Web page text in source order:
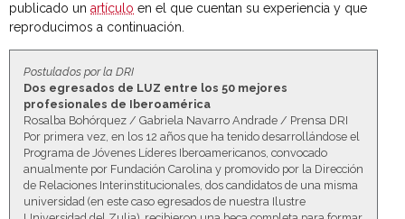
publicado un artículo en el que cuentan su experiencia y que
reproducimos a continuación.
Postulados por la DRI
Dos egresados de LUZ entre los 50 mejores
profesionales de Iberoamérica
Rosalba Bohórquez / Gabriela Navarro Andrade / Prensa DRI
Por primera vez, en los 12 años que ha tenido desarrollándose el
Programa de Jóvenes Líderes Iberoamericanos, convocado
anualmente por Fundación Carolina y promovido por la Dirección
de Relaciones Interinstitucionales, dos candidatos de una misma
universidad (en este caso egresados de nuestra Ilustre